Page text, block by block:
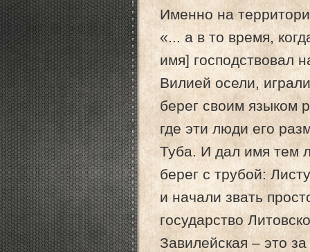
Именно на
«... а в то время,
имя] господствовал
Вилией осели,
берег своим языком
где эти люди его
Туба. И дал имя тем
берег с трубой:
и начали звать
государство
Завилейская – это